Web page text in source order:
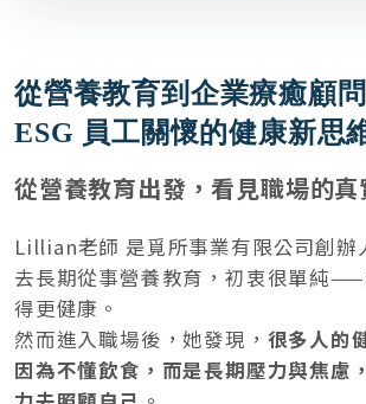
從營養教育到企業療癒顧
ESG 員工關懷的健康新思
從營養教育出發，看見職場的真
Lillian老師 是覓所事業有限公司創辦
去長期從事營養教育，初衷很單純
得更健康。
然而進入職場後，她發現， 很多人的
因為不懂飲食，而是長期壓力與焦慮